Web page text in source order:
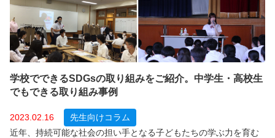
学校でできるSDGsの取り組みをご紹介。中学生・高校生
でもできる取り組み事例
2023.02.16
先生向けコラム
近年、持続可能な社会の担い手となる子どもたちの学ぶ力を育む